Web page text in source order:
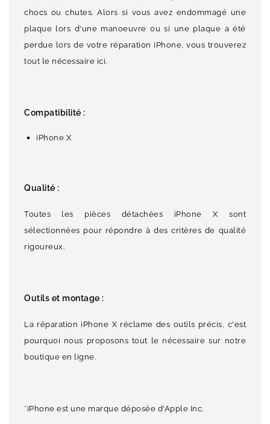
chocs ou chutes. Alors si vous avez endommagé une
plaque lors d'une manoeuvre ou si une plaque a été
perdue lors de votre réparation iPhone, vous trouverez
tout le nécessaire ici.
Compatibilité :
iPhone X
Qualité :
Toutes les pièces détachées iPhone X sont
sélectionnées pour répondre à des critères de qualité
rigoureux.
Outils et montage :
La réparation iPhone X réclame des outils précis, c'est
pourquoi nous proposons tout le nécessaire sur notre
boutique en ligne.
*iPhone est une marque déposée d'Apple Inc.